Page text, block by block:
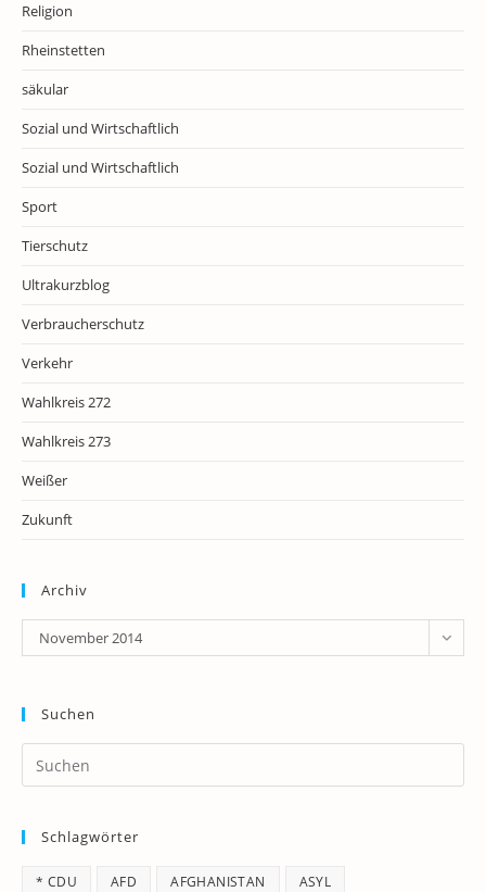
Religion
Rheinstetten
säkular
Sozial und Wirtschaftlich
Sozial und Wirtschaftlich
Sport
Tierschutz
Ultrakurzblog
Verbraucherschutz
Verkehr
Wahlkreis 272
Wahlkreis 273
Weißer
Zukunft
Archiv
Archiv
November 2014
Suchen
Schlagwörter
* CDU AFD AFGHANISTAN ASYL